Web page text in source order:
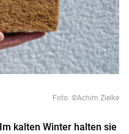
Foto: ©Achim Zielke
Im kalten Winter halten sie